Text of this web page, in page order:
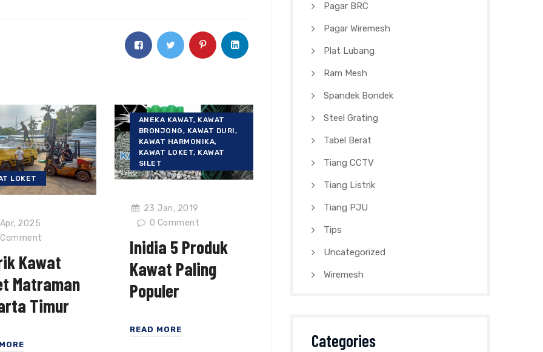
LOKET
2025
Kawat
Matraman
Timur
ANEKA KAWAT, KAWAT
BRONJONG, KAWAT DURI,
KAWAT HARMONIKA,
KAWAT LOKET, KAWAT
SILET
23 Jan, 2019
0 Comment
Inidia 5 Produk
Kawat Paling
Populer
READ MORE
Pagar BRC
Pagar Wiremesh
Plat Lubang
Ram Mesh
Spandek Bondek
Steel Grating
Tabel Berat
Tiang CCTV
Tiang Listrik
Tiang PJU
Tips
Uncategorized
Wiremesh
Categories